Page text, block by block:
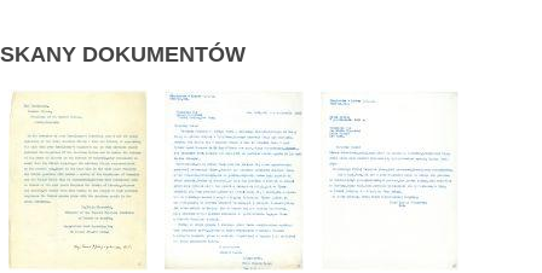
SKANY DOKUMENTÓW